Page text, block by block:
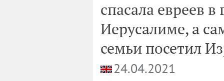
спасала евреев
Иерусалиме, а
семьи посетил
24.04.2021